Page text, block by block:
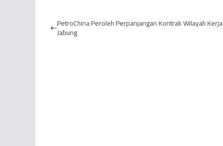
Kemas...
PetroChina Peroleh Perpanjangan Kontrak Wilayah Kerja
Jabung